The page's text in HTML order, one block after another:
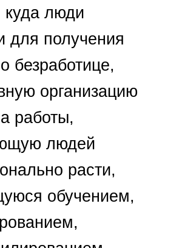
куда люди
для получения
безработице,
организацию
работы,
людей
расти,
обучением,